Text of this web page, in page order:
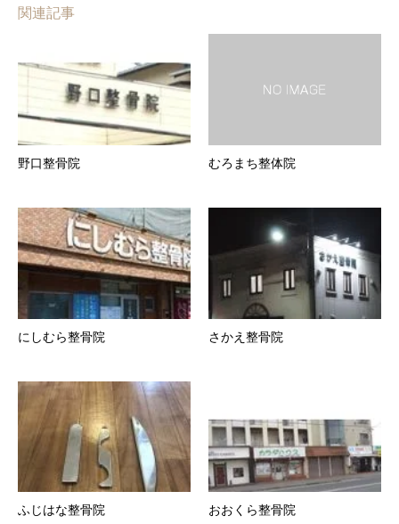
関連記事
野口整骨院 むろまち整体院
にしむら整骨院 さかえ整骨院
ふじはな整骨院 おおくら整骨院